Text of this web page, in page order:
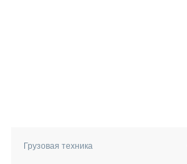
Грузовая техника